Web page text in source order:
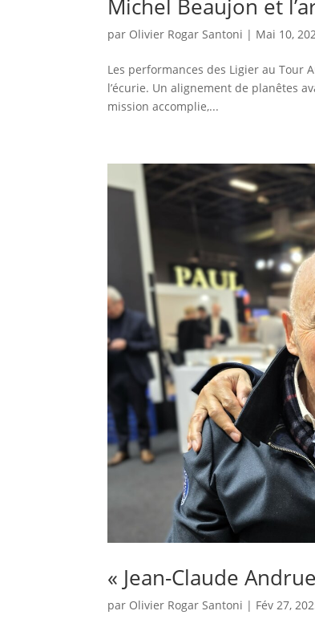
Michel Beaujon et
par Olivier Rogar Santoni | Mai 10,
Les performances des Ligier au Tour
l’écurie. Un alignement de planêtes
mission accomplie,...
« Jean-Claude
par Olivier Rogar Santoni | Fév 27,